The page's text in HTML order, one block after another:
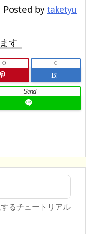
Posted by taketyu
す
0
B!
0
Send
るチュートリアル